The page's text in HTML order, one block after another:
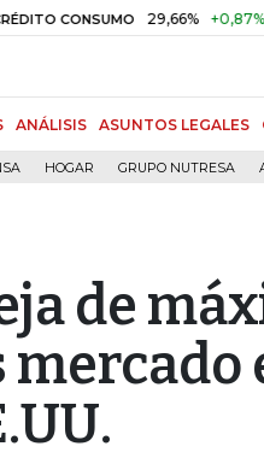
29,66% +0,87% +3,02%
ANÁLISIS ASUNTOS LEGALES
HOGAR GRUPO NUTRESA
de